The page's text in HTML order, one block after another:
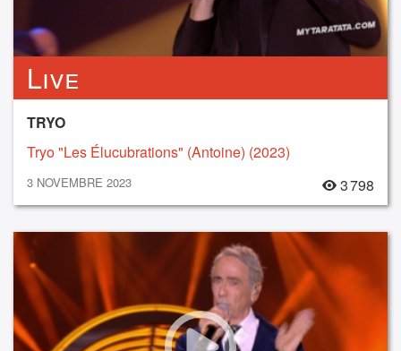
Live
TRYO
Tryo "Les Élucubrations" (Antoine) (2023)
3 NOVEMBRE 2023 3 798